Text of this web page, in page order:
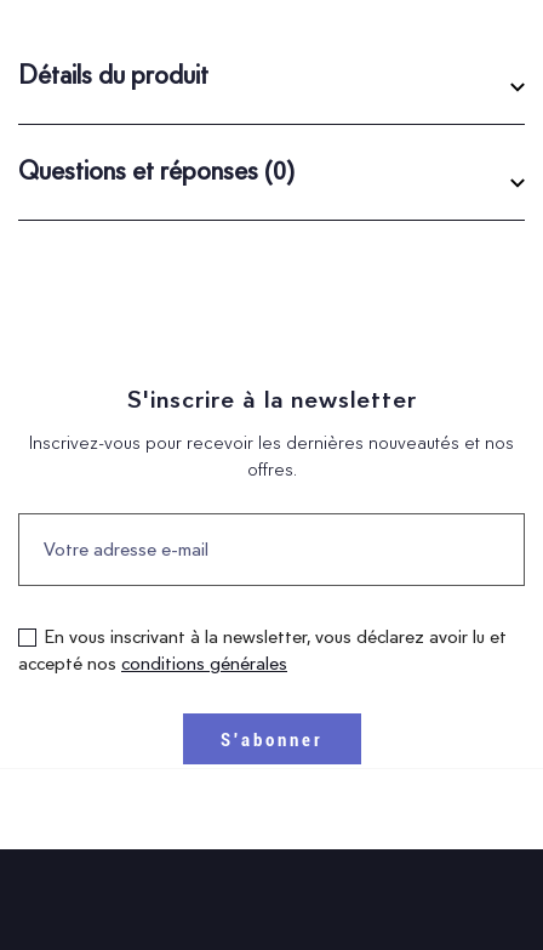
Détails du produit
Questions et réponses (0)
S'inscrire à la newsletter
Inscrivez-vous pour recevoir les dernières nouveautés et nos
offres.
En vous inscrivant à la newsletter, vous déclarez avoir lu et
accepté nos conditions générales